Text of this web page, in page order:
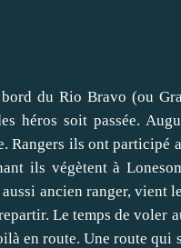
bord du Rio Bravo (ou
héros soit passée.
Rangers ils ont participé
ils végètent à
ancien ranger, vient
Le temps de voler
en route. Une route qui